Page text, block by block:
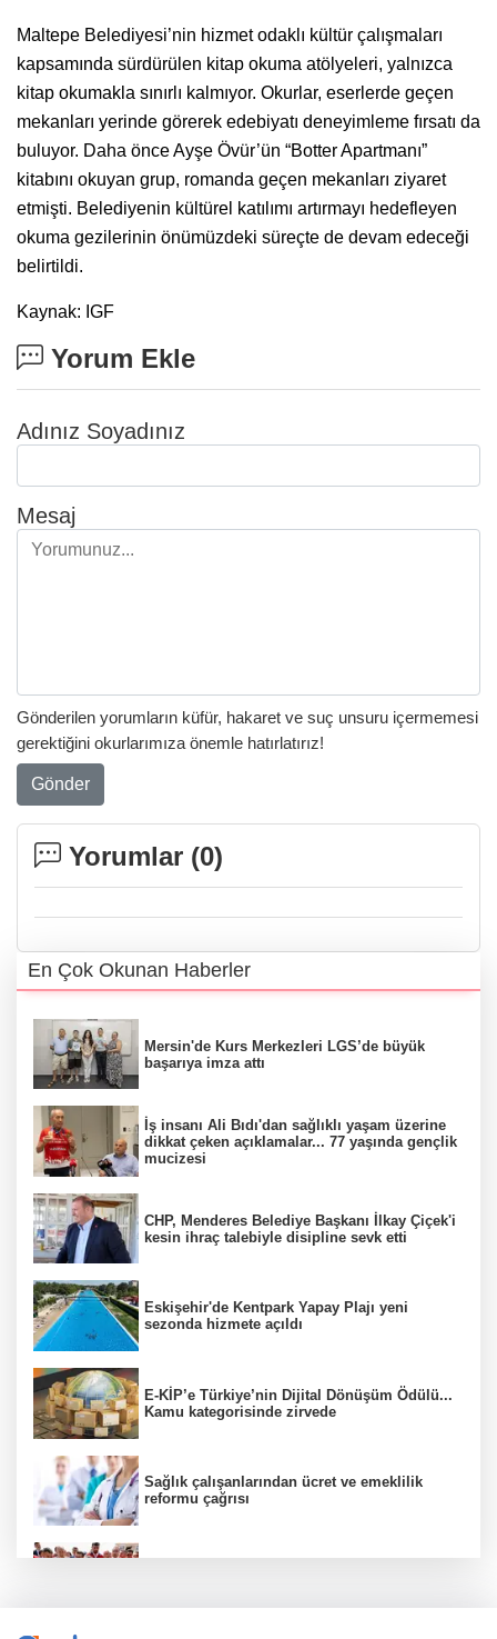
Maltepe Belediyesi’nin hizmet odaklı kültür çalışmaları
kapsamında sürdürülen kitap okuma atölyeleri, yalnızca
kitap okumakla sınırlı kalmıyor. Okurlar, eserlerde geçen
mekanları yerinde görerek edebiyatı deneyimleme fırsatı da
buluyor. Daha önce Ayşe Övür’ün “Botter Apartmanı”
kitabını okuyan grup, romanda geçen mekanları ziyaret
etmişti. Belediyenin kültürel katılımı artırmayı hedefleyen
okuma gezilerinin önümüzdeki süreçte de devam edeceği
belirtildi.
Kaynak: IGF
Yorum Ekle
Adınız Soyadınız
Mesaj
Gönderilen yorumların küfür, hakaret ve suç unsuru içermemesi
gerektiğini okurlarımıza önemle hatırlatırız!
Gönder
Yorumlar (0)
En Çok Okunan Haberler
Mersin'de Kurs Merkezleri LGS’de büyük
başarıya imza attı
İş insanı Ali Bıdı'dan sağlıklı yaşam üzerine
dikkat çeken açıklamalar... 77 yaşında gençlik
mucizesi
CHP, Menderes Belediye Başkanı İlkay Çiçek'i
kesin ihraç talebiyle disipline sevk etti
Eskişehir'de Kentpark Yapay Plajı yeni
sezonda hizmete açıldı
E-KİP’e Türkiye’nin Dijital Dönüşüm Ödülü...
Kamu kategorisinde zirvede
Sağlık çalışanlarından ücret ve emeklilik
reformu çağrısı